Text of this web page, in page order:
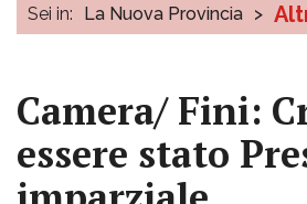
Sei in: La Nuova Provincia >
Camera/ Fini:
essere stato